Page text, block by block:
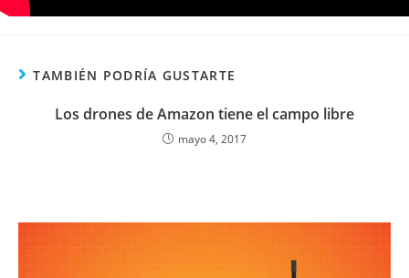
TAMBIÉN PODRÍA GUSTARTE
Los drones de Amazon tiene el campo libre
mayo 4, 2017